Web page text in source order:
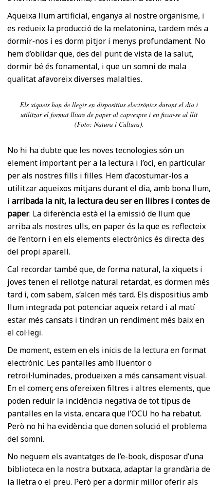
Aqueixa llum artificial, enganya al nostre organisme, i
es redueix la producció de la melatonina, tardem més a
dormir-nos i es dorm pitjor i menys profundament. No
hem d’oblidar que, des del punt de vista de la salut,
dormir bé és fonamental, i que un somni de mala
qualitat afavoreix diverses malalties.
Els xiquets han de llegir en dispositius electrònics durant el dia i
utilitzar el format lliure de paper al capvespre i en ficar-se al llit
(Foto: Natura i Cultura).
No hi ha dubte que les noves tecnologies són un
element important per a la lectura i l’oci, en particular
per als nostres fills i filles. Hem d’acostumar-los a
utilitzar aqueixos mitjans durant el dia, amb bona llum,
i arribada la nit, la lectura deu ser en llibres i contes de
paper. La diferència està el la emissió de llum que
arriba als nostres ulls, en paper és la que es reflecteix
de l’entorn i en els elements electrònics és directa des
del propi aparell.
Cal recordar també que, de forma natural, la xiquets i
joves tenen el rellotge natural retardat, es dormen més
tard i, com sabem, s’alcen més tard. Els dispositius amb
llum integrada pot potenciar aqueix retard i al matí
estar més cansats i tindran un rendiment més baix en
el col·legi.
De moment, estem en els inicis de la lectura en format
electrònic. Les pantalles amb lluentor o
retroil·luminades, produeixen a més cansament visual.
En el comerç ens ofereixen filtres i altres elements, que
poden reduir la incidència negativa de tot tipus de
pantalles en la vista, encara que l’OCU ho ha rebatut.
Però no hi ha evidència que donen solució el problema
del somni.
No neguem els avantatges de l’e-book, disposar d’una
biblioteca en la nostra butxaca, adaptar la grandària de
la lletra o el preu. Però per a dormir millor oferir als